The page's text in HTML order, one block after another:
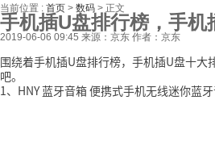
当前位置 : 首页 > 数码 > 正文
手机插U盘排行榜，手机
2019-06-06 09:45 来源：京东 作者：京东
围绕着手机插U盘排行榜，手机插U盘十
吧。
1、HNY 蓝牙音箱 便携式手机无线迷你蓝